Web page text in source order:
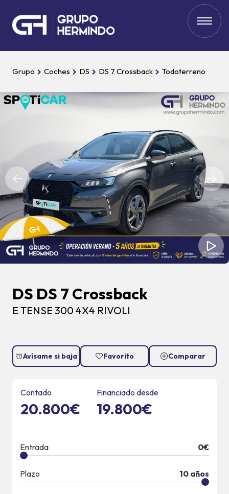
Grupo Coches DS DS 7 Crossback Todoterreno
DS DS 7 Crossback
E TENSE 300 4X4 RIVOLI
Avísame si baja Favorito Comparar
Contado
20.800€
Financiado desde
19.800€
Entrada 0€
Plazo 10 años